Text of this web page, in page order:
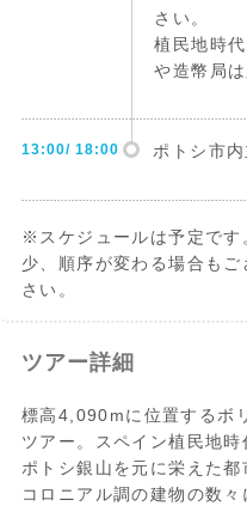
さい。
植民地時
や造幣局は
13:00/ 18:00 ポトシ市
※スケジュールは予定です
少、順序が変わる場合も
さい。
ツアー詳細
標高4,090mに位置するボ
ツアー。スペイン植民地
ポトシ銀山を元に栄えた
コロニアル調の建物の数